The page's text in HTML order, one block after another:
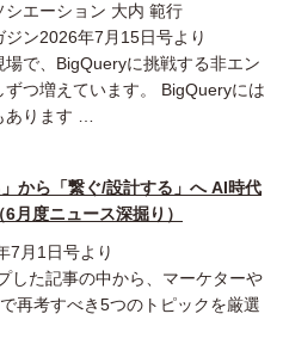
シエーション 大内 範行
ン2026年7月15日号より
場で、BigQueryに挑戦する非エン
ずつ増えています。 BigQueryには
あります …
から「繋ぐ/設計する」へ AI時代
月度ニュース深掘り）
7月1日号より
した記事の中から、マーケターや
再考すべき5つのトピックを厳選